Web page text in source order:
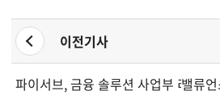
이전기사
파이서브, 금융 솔루션 사업부 리더십
밸류